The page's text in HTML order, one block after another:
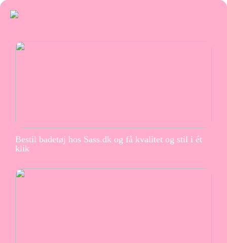
Bestil badetøj hos Sass.dk og få kvalitet og stil i ét
klik